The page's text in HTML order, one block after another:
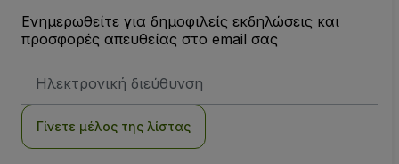
Ενημερωθείτε για δημοφιλείς εκδηλώσεις και
προσφορές απευθείας στο email σας
Email
Γίνετε μέλος της λίστας